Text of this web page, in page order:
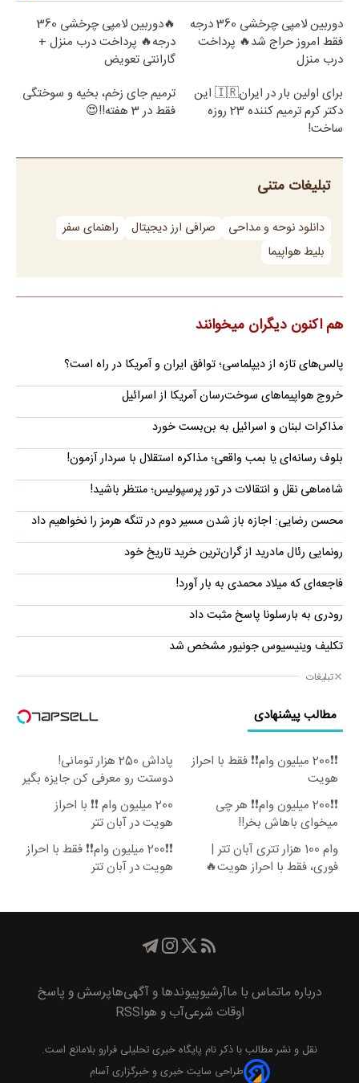
دوربین لامپی چرخشی 360 درجه
فقط امروز حراج شد🔥 پرداخت
درب منزل
🔥دوربین لامپی چرخشی 360
درجه🔥 پرداخت درب منزل +
گارانتی تعویض
برای اولین بار در ایران🇮🇷 این
دکتر کرم ترمیم کننده 23 روزه
ساخت!
ترمیم جای زخم، بخیه و سوختگی
فقط در 3 هفته!!😍
تبلیغات متنی
دانلود نوحه و مداحی صرافی ارز دیجیتال
راهنمای سفر
بلیط هواپیما
هم اکنون دیگران میخوانند
پالس‌های تازه از دیپلماسی؛ توافق ایران و آمریکا در راه است؟
خروج هواپیماهای سوخت‌رسان آمریکا از اسرائیل
مذاکرات لبنان و اسرائیل به بن‌بست خورد
بلوف رسانه‌ای یا بمب واقعی؛ مذاکره استقلال با سردار آزمون!
شاه‌ماهی نقل و انتقالات در تور پرسپولیس؛ منتظر باشید!
محسن رضایی: اجازه باز شدن مسیر دوم در تنگه هرمز را نخواهیم داد
رونمایی رئال مادرید از گران‌ترین خرید تاریخ خود
فاجعه‌ای که میلاد محمدی به بار آورد!
رودری به بارسلونا پاسخ مثبت داد
تکلیف وینیسیوس جونیور مشخص شد
تبلیغات
مطالب پیشنهادی
❗❗200 میلیون وام❗❗ فقط با احراز
هویت
پاداش 250 هزار تومانی!
دوستت رو معرفی کن جایزه بگیر
😍
❗❗200 میلیون وام❗❗ هر چی
میخوای باهاش بخر!!
200 میلیون وام ❗❗ با احراز
هویت در آبان تتر
وام 100 هزار تتری آبان تتر |
فوری، فقط با احراز هویت🔥
❗❗200 میلیون وام❗❗ فقط با احراز
هویت در آبان تتر
درباره ماتماس با ماآرشیوپیوند‌ها و آگهی‌هاپرسش و پاسخ
اوقات شرعیآب و هواRSS
نقل و نشر مطالب با ذکر نام پايگاه خبری تحليلی فرارو بلامانع است.
طراحی سایت خبری و خبرگزاری آسام